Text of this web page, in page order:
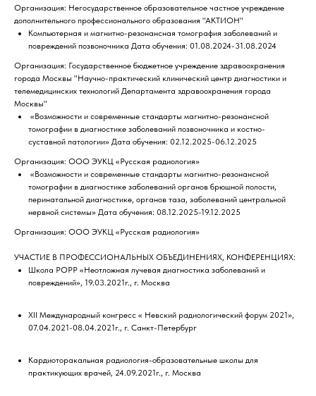
Организация: Негосударственное образовательное частное учреждение
дополнительного профессионального образования "АКТИОН"
Компьютерная и магнитно-резонансная томография заболеваний и
повреждений позвоночника Дата обучения: 01.08.2024-31.08.2024
Организация: Государственное бюджетное учреждение здравоохранения
города Москвы "Научно-практический клинический центр диагностики и
телемедицинских технологий Департамента здравоохранения города
Москвы"
«Возможности и современные стандарты магнитно-резонансной
томографии в диагностике заболеваний позвоночника и костно-
суставной патологии» Дата обучения: 02.12.2025-06.12.2025
Организация: ООО ЭУКЦ «Русская радиология»
«Возможности и современные стандарты магнитно-резонансной
томографии в диагностике заболеваний органов брюшной полости,
перинатальной диагностике, органов таза, заболеваний центральной
нервной системы» Дата обучения: 08.12.2025-19.12.2025
Организация: ООО ЭУКЦ «Русская радиология»
УЧАСТИЕ В ПРОФЕССИОНАЛЬНЫХ ОБЪЕДИНЕНИЯХ, КОНФЕРЕНЦИЯХ:
Школа РОРР «Неотложная лучевая диагностика заболеваний и
повреждений», 19.03.2021г., г. Москва
XII Международный конгресс « Невский радиологический форум 2021»,
07.04.2021-08.04.2021г., г. Санкт-Петербург
Кардиоторакальная радиология-образовательные школы для
практикующих врачей, 24.09.2021г., г. Москва